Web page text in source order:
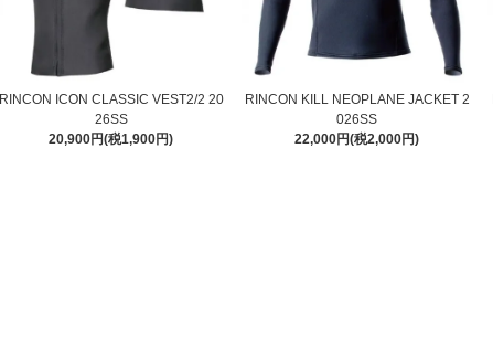
RINCON ICON CLASSIC VEST2/2 20
26SS
20,900円(税1,900円)
RINCON KILL NEOPLANE JACKET 2
026SS
22,000円(税2,000円)